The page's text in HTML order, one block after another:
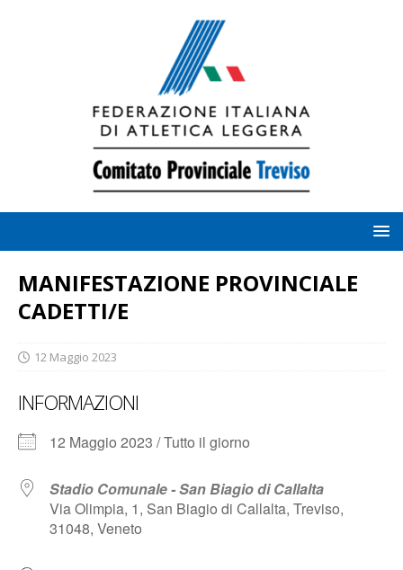
MANIFESTAZIONE PROVINCIALE
CADETTI/E
12 Maggio 2023
INFORMAZIONI
12 Maggio 2023 / Tutto il giorno
Stadio Comunale - San Biagio di Callalta
Via Olimpia, 1, San Biagio di Callalta, Treviso,
31048, Veneto